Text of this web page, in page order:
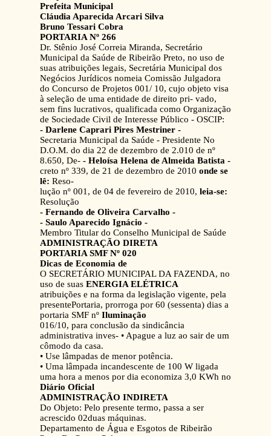
Prefeita Municipal
Cláudia Aparecida Arcari Silva
Bruno Tessari Cobra
PORTARIA Nº 266
Dr. Stênio José Correia Miranda, Secretário
Municipal da Saúde de Ribeirão Preto, no uso de
suas atribuições legais, Secretária Municipal dos
Negócios Jurídicos nomeia Comissão Julgadora
do Concurso de Projetos 001/ 10, cujo objeto visa
à seleção de uma entidade de direito pri- vado,
sem fins lucrativos, qualificada como Organização
de Sociedade Civil de Interesse Público - OSCIP:
- Darlene Caprari Pires Mestriner -
Secretaria Municipal da Saúde - Presidente No
D.O.M. do dia 22 de dezembro de 2.010 de nº
8.650, De- - Heloísa Helena de Almeida Batista -
creto nº 339, de 21 de dezembro de 2010 onde se
lê: Reso-
lução nº 001, de 04 de fevereiro de 2010, leia-se:
Resolução
- Fernando de Oliveira Carvalho -
- Saulo Aparecido Ignácio -
Membro Titular do Conselho Municipal de Saúde
ADMINISTRAÇÃO DIRETA
PORTARIA SMF Nº 020
Dicas de Economia de
O SECRETÁRIO MUNICIPAL DA FAZENDA, no
uso de suas ENERGIA ELÉTRICA
atribuições e na forma da legislação vigente, pela
presentePortaria, prorroga por 60 (sessenta) dias a
portaria SMF nº Iluminação
016/10, para conclusão da sindicância
administrativa inves- • Apague a luz ao sair de um
cômodo da casa.
• Use lâmpadas de menor potência.
• Uma lâmpada incandescente de 100 W ligada
uma hora a menos por dia economiza 3,0 KWh no
Diário Oficial
ADMINISTRAÇÃO INDIRETA
Do Objeto: Pelo presente termo, passa a ser
acrescido 02duas máquinas.
Departamento de Água e Esgotos de Ribeirão